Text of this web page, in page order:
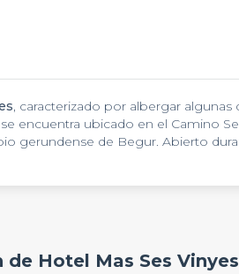
, caracterizado por albergar algunas
encuentra ubicado en el Camino
gerundense de Begur. Abierto
que se encuentra es único, rodeado
y nuestro equipo de especialistas de
Hotel Mas Ses Vinyes